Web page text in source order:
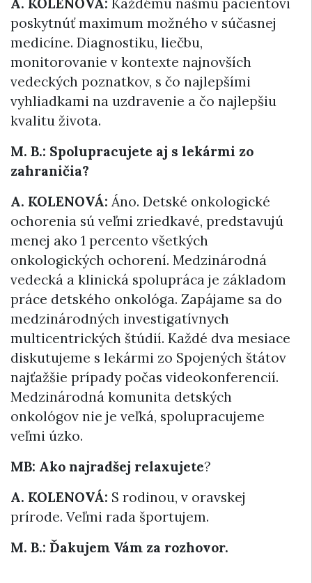
A. KOLENOVÁ: Každému nášmu pacientovi
poskytnúť maximum možného v súčasnej
medicíne. Diagnostiku, liečbu,
monitorovanie v kontexte najnovších
vedeckých poznatkov, s čo najlepšími
vyhliadkami na uzdravenie a čo najlepšiu
kvalitu života.
M. B.: Spolupracujete aj s lekármi zo
zahraničia?
A. KOLENOVÁ: Áno. Detské onkologické
ochorenia sú veľmi zriedkavé, predstavujú
menej ako 1 percento všetkých
onkologických ochorení. Medzinárodná
vedecká a klinická spolupráca je základom
práce detského onkológa. Zapájame sa do
medzinárodných investigatívnych
multicentrických štúdií. Každé dva mesiace
diskutujeme s lekármi zo Spojených štátov
najťažšie prípady počas videokonferencií.
Medzinárodná komunita detských
onkológov nie je veľká, spolupracujeme
veľmi úzko.
MB: Ako najradšej relaxujete?
A. KOLENOVÁ: S rodinou, v oravskej
prírode. Veľmi rada športujem.
M. B.: Ďakujem Vám za rozhovor.